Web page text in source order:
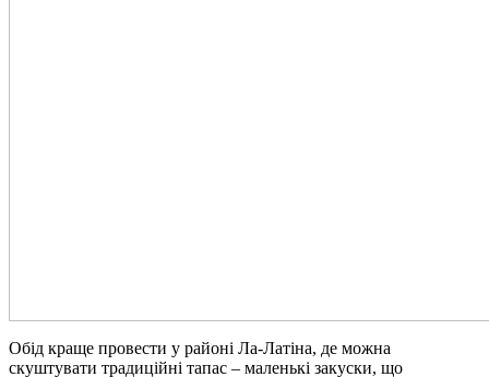
Обід краще провести у районі Ла-Латіна, де можна
скуштувати традиційні тапас – маленькі закуски, що